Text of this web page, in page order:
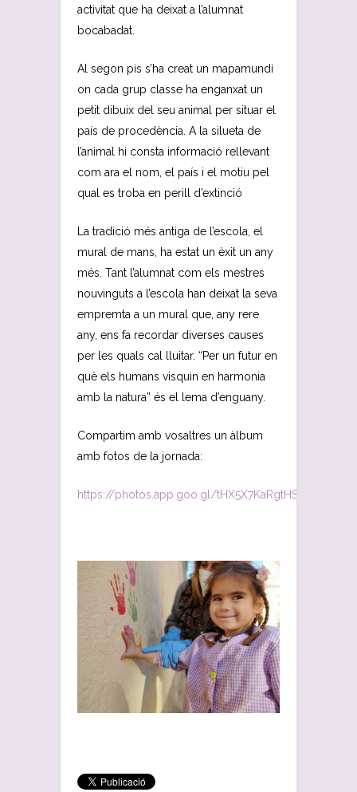
activitat que ha deixat a l’alumnat
bocabadat.
Al segon pis s’ha creat un mapamundi
on cada grup classe ha enganxat un
petit dibuix del seu animal per situar el
país de procedència. A la silueta de
l’animal hi consta informació rellevant
com ara el nom, el país i el motiu pel
qual es troba en perill d’extinció
La tradició més antiga de l’escola, el
mural de mans, ha estat un èxit un any
més. Tant l’alumnat com els mestres
nouvinguts a l’escola han deixat la seva
empremta a un mural que, any rere
any, ens fa recordar diverses causes
per les quals cal lluitar. “Per un futur en
què els humans visquin en harmonia
amb la natura” és el lema d’enguany.
Compartim amb vosaltres un àlbum
amb fotos de la jornada:
https://photos.app.goo.gl/tHX5X7KaRgtHSEY29